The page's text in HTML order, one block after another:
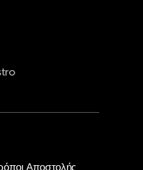
Αποστολής